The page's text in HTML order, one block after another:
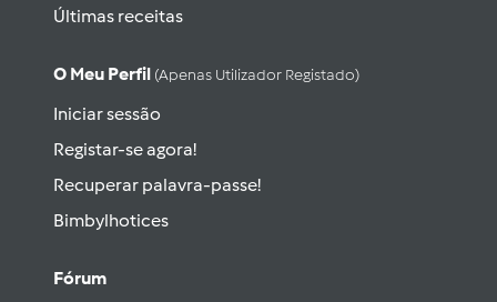
Últimas receitas
O Meu Perfil (apenas Utilizador Registado)
Iniciar sessão
Registar-se agora!
Recuperar palavra-passe!
Bimbylhotices
Fórum